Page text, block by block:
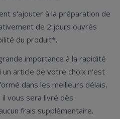
s'ajouter à la préparation de
de 2 jours ouvrés
du produit*.
importance à la rapidité
un article de votre choix n'est
dans les meilleurs délais,
vous sera livré dès
frais supplémentaire.